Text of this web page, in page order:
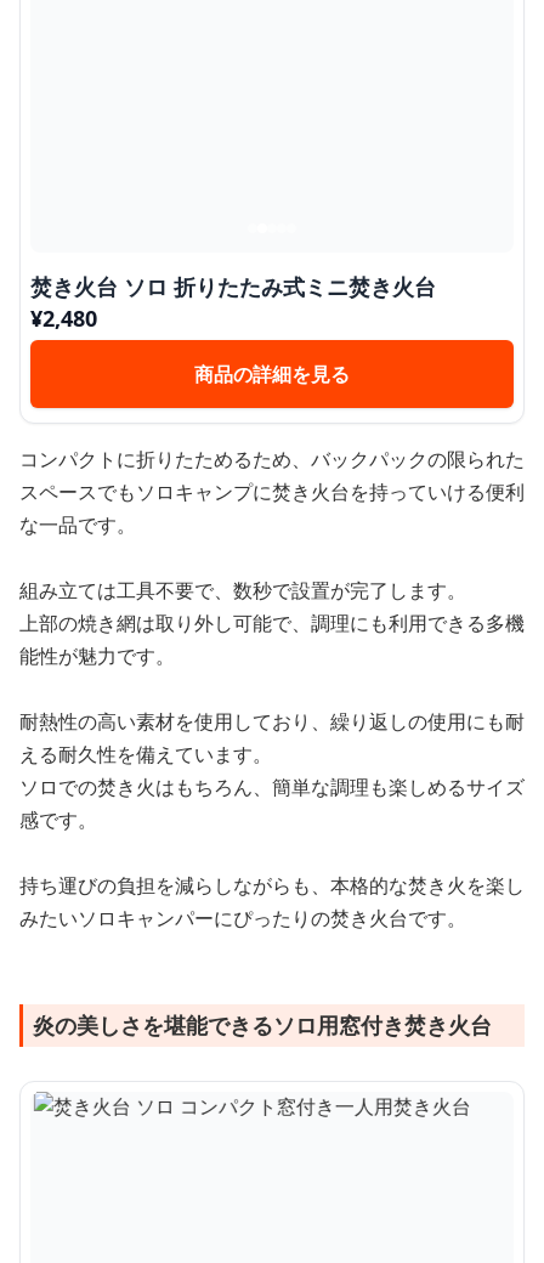
焚き火台 ソロ 折りたたみ式ミニ焚き火台
¥2,480
商品の詳細を見る
コンパクトに折りたためるため、バックパックの限られた
スペースでもソロキャンプに焚き火台を持っていける便利
な一品です。
組み立ては工具不要で、数秒で設置が完了します。
上部の焼き網は取り外し可能で、調理にも利用できる多機
能性が魅力です。
耐熱性の高い素材を使用しており、繰り返しの使用にも耐
える耐久性を備えています。
ソロでの焚き火はもちろん、簡単な調理も楽しめるサイズ
感です。
持ち運びの負担を減らしながらも、本格的な焚き火を楽し
みたいソロキャンパーにぴったりの焚き火台です。
炎の美しさを堪能できるソロ用窓付き焚き火台